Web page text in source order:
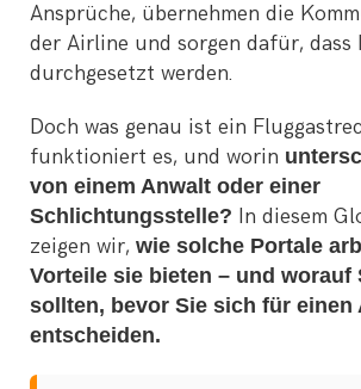
Ansprüche, übernehmen die
der Airline und sorgen dafür, dass
durchgesetzt werden.
Doch was genau ist ein
funktioniert es, und worin
von einem Anwalt oder einer
Schlichtungsstelle? In diesem
zeigen wir, wie solche Portale
Vorteile sie bieten – und worauf
sollten, bevor Sie sich für einen
entscheiden.